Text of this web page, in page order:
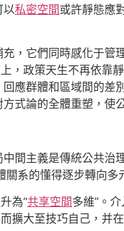
以私密空間或許靜態應
，它們同時感化于
，政策天生不再依
應群體和區域間的
式論的全體重塑，使
間主義是傳統公共治
系的懂得逐步轉向多
為“共享空間多維”。
擴大至技巧自己，并